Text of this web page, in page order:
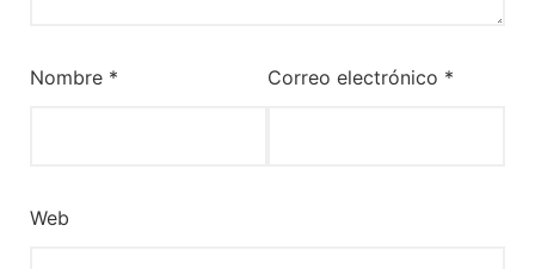
Nombre * Correo electrónico *
Web